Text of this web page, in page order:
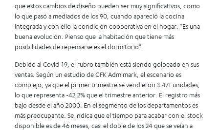
que estos cambios de diseño pueden ser muy significativos, como
lo que pasó a mediados de los 90, cuando apareció la cocina
integrada y con ello la condición cooperativa en el hogar. “Es una
buena evolución. Pienso que la habitación que tiene más
posibilidades de repensarse es el dormitorio”.
Debido al Covid-19, el rubro también está siendo golpeado en sus
ventas. Según un estudio de GFK Admimark, el escenario es
complejo, ya que el primer trimestre se vendieron 3.471 unidades,
lo que representa -42,2% que el trimestre anterior. El registro más
bajo desde el año 2000. En el segmento de los departamentos es
más preocupante. Se indica que el tiempo para acabar con el stock
disponible es de 46 meses, casi el doble de los 24 que se veían a